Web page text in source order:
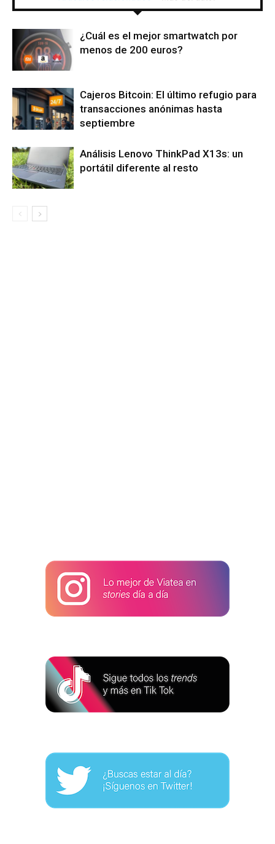
¿Cuál es el mejor smartwatch por
menos de 200 euros?
Cajeros Bitcoin: El último refugio para
transacciones anónimas hasta
septiembre
Análisis Lenovo ThinkPad X13s: un
portátil diferente al resto